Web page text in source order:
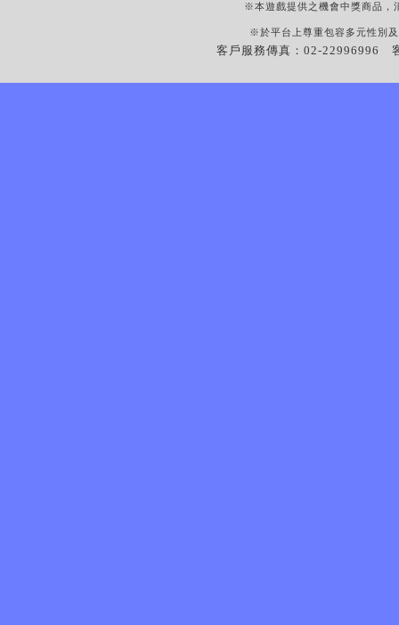
※本遊戲提供之機會中獎商品，
※於平台上尊重包容多元性別
客戶服務傳真：02-22996996